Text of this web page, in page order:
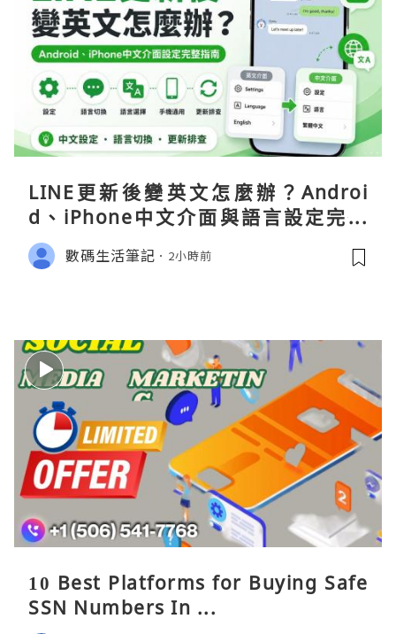
LINE更新後變英文怎麼辦？Androi
d、iPhone中文介面與語言設定完整
指南
數碼生活筆記 2小時前
10 Best Platforms for Buying Safe
SSN Numbers In ...